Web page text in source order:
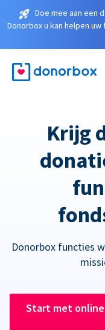
Doe mee aan een
Donorbox u kan helpen
Krijg
Donorbox functies
Start met